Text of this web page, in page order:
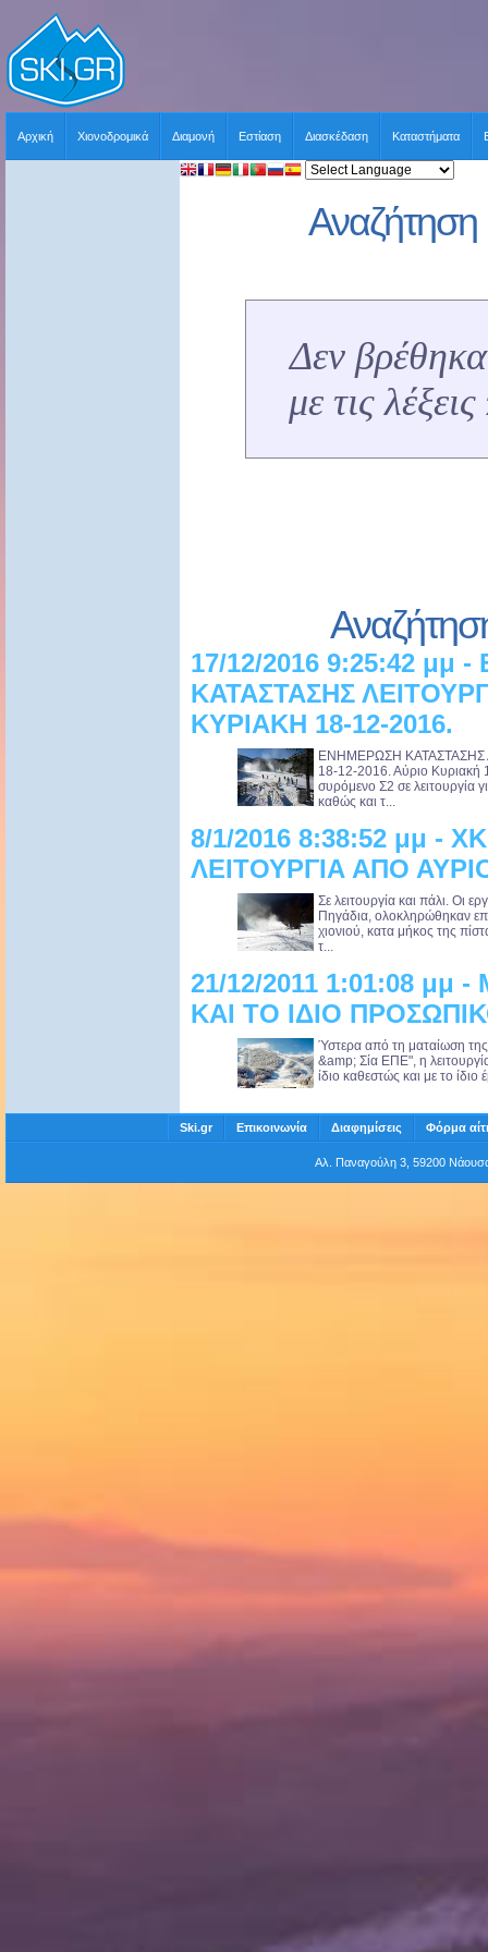
Αρχική Χιονοδρομικά Διαμονή Εστίαση Διασκέδαση Καταστήματα
Αναζήτηση
Δεν
με τις
17/12/2016 9:25:42 μμ
ΚΑΤΑΣΤΑΣΗΣ
ΚΥΡΙΑΚΗ 18-12-2016.
ΕΝΗΜΕΡΩΣΗ ΚΑΤΑΣΤΑΣΗΣ
18-12-2016. Αύριο Κυριακή
συρόμενο Σ2 σε λειτουργία
καθώς και τ...
8/1/2016 8:38:52 μμ -
ΛΕΙΤΟΥΡΓΙΑ ΑΠΟ
Σε λειτουργία και πάλι. Οι
Πηγάδια, ολοκληρώθηκαν
χιονιού, κατα μήκος της
τ...
21/12/2011 1:01:08 μμ
ΚΑΙ ΤΟ ΙΔΙΟ
Ύστερα από τη ματαίωση
&amp; Σία ΕΠΕ", η
ίδιο καθεστώς και με το
Ski.gr Επικοινωνία Διαφημίσεις Φόρμα
Αλ. Παναγούλη 3, 59200